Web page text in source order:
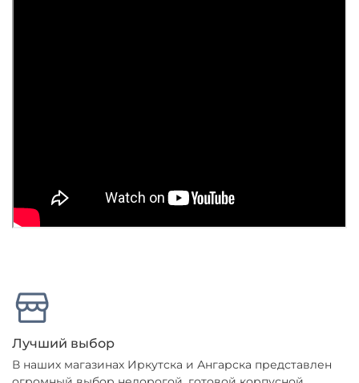
Лучший выбор
В наших магазинах Иркутска и Ангарска представлен